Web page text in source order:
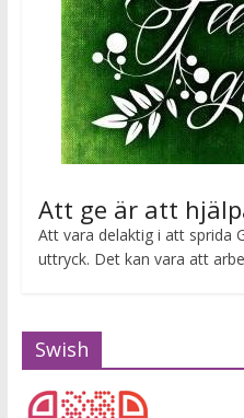
Att ge är att
Att vara delaktig i att sprida
uttryck. Det kan vara att
Swish